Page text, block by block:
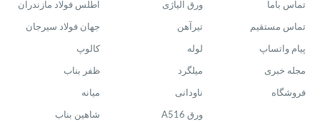
تماس باما
تماس مستقیم
پیام واتساپ
مجله خبری
فروشگاه
ورق آلیاژی
تیرآهن
لوله
میلگرد
ناودانی
ورق A516
اطلس فولاد مازندران
جهان فولاد سیرجان
کالوپ
ظفر بناب
میانه
شاهین بناب